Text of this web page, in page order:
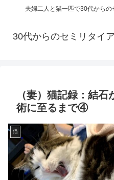
夫婦二人と猫一匹で30代から
30代からのセミリタイ
（妻）猫記録：結
術に至るまで④
猫